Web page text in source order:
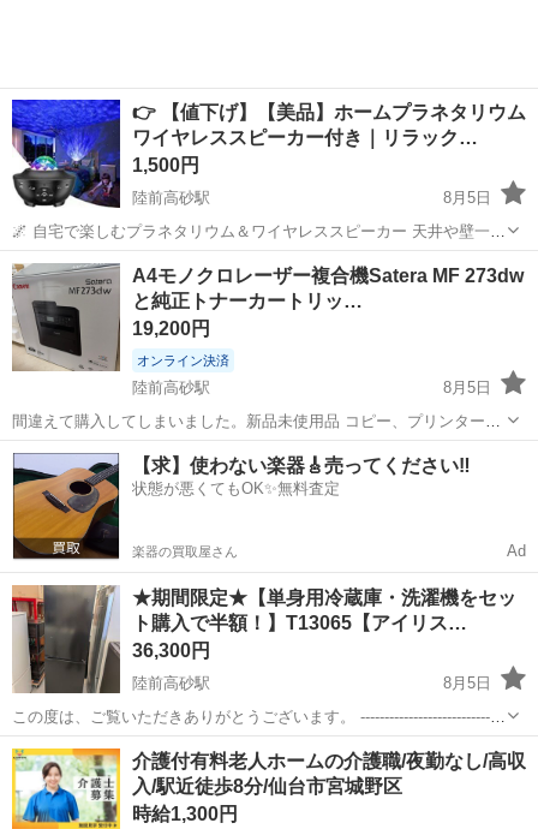
👉 【値下げ】【美品】ホームプラネタリウム
ワイヤレススピーカー付き｜リラック…
1,500円
陸前高砂駅
8月5日
🌌 自宅で楽しむプラネタリウム＆ワイヤレススピーカー 天井や壁一面
に星空や海底のようなゆらめきを投影できるホームプラネタリウムで
す。 ワイヤレススピーカー機能付きで、お気に入りの音楽に合わせて
光が反応。 お子様も大喜び...
宮城 仙台市 陸前高砂駅
プロジェクター、ホームシアター プラネタリウム
A4モノクロレーザー複合機Satera MF 273dw
と純正トナーカートリッ…
19,200円
オンライン決済
陸前高砂駅
8月5日
間違えて購入してしまいました。新品未使用品 コピー、プリンター、
スキャン可能 トナーも必然的に使えないので購入していただける方
ご連絡ください。 値下げ交渉受け付けます。
宮城 仙台市 陸前高砂駅 その他
【求】使わない楽器🎸売ってください‼️
状態が悪くてもOK✨無料査定
楽器の買取屋さん Ad
★期間限定★【単身用冷蔵庫・洗濯機をセッ
ト購入で半額！】T13065【アイリス…
36,300円
陸前高砂駅
8月5日
この度は、ご覧いただきありがとうございます。 ------------------------------
----------------------------- ★期間限定★【単身用冷蔵庫・洗濯機をセット...
宮城 仙台市 陸前高砂駅 キッチン家電 IRSN
介護付有料老人ホームの介護職/夜勤なし/高収
入/駅近徒歩8分/仙台市宮城野区
時給1,300円